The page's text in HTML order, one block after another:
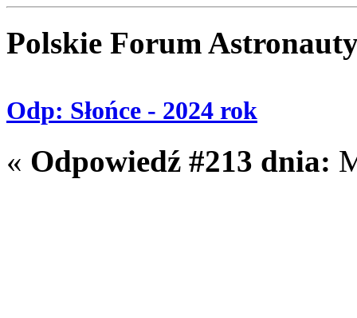
Polskie Forum
Odp: Słońce - 2024 rok
« Odpowiedź #213 dnia: